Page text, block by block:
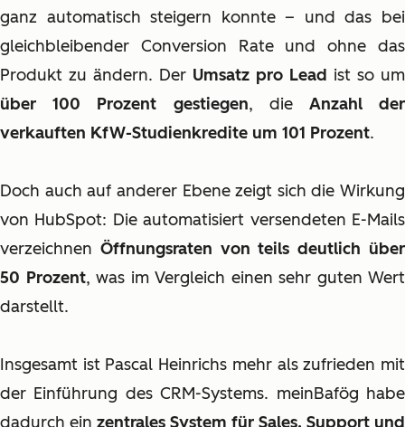
ganz automatisch steigern konnte – und das bei
gleichbleibender Conversion Rate und ohne das
Produkt zu ändern. Der Umsatz pro Lead ist so um
über 100 Prozent gestiegen, die Anzahl der
verkauften KfW-Studienkredite um 101 Prozent.
Doch auch auf anderer Ebene zeigt sich die Wirkung
von HubSpot: Die automatisiert versendeten E-Mails
verzeichnen Öffnungsraten von teils deutlich über
50 Prozent, was im Vergleich einen sehr guten Wert
darstellt.
Insgesamt ist Pascal Heinrichs mehr als zufrieden mit
der Einführung des CRM-Systems. meinBafög habe
dadurch ein zentrales System für Sales, Support und